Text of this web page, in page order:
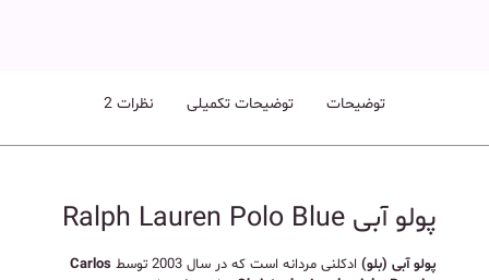
توضیحات توضیحات تکمیلی نظرات 2
پولو آبی Ralph Lauren Polo Blue
پولو آبی (بلو) ادکلنی مردانه است که در سال 2003 توسط
Carlos